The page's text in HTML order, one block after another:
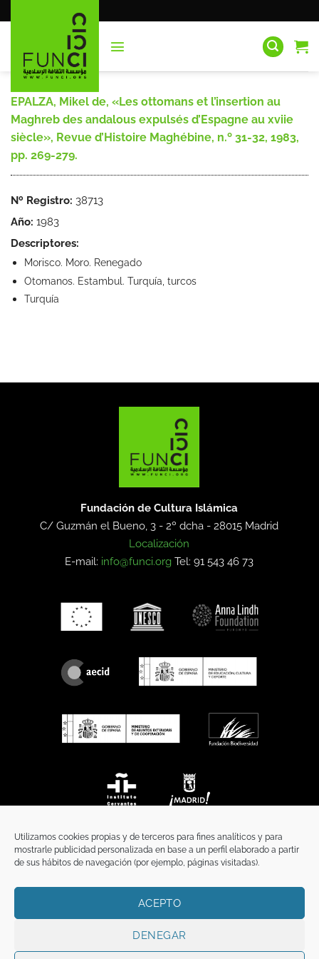
Utilizamos cookies propias y de terceros para fines analíticos y para
mostrarle publicidad personalizada en base a un perfil elaborado a partir
de sus hábitos de navegación (por ejemplo, páginas visitadas).
ACEPTO
DENEGAR
al
EPALZA, Mikel de, «Les ottomans et l’insertion au
Maghreb des andalous expulsés d’Espagne au xviie
siècle», Revue d’Histoire Maghébine, n.º 31-32, 1983,
pp. 269-279.
Nº Registro: 38713
Año: 1983
Descriptores:
Morisco. Moro. Renegado
Otomanos. Estambul. Turquía, turcos
Turquía
Fundación de Cultura Islámica
C/ Guzmán el Bueno, 3 - 2º dcha -28015 Madrid
Localización
E-mail: info@funci.org Tel: 91 543 46 73
TÉRMINOS Y CONDICIONES
Copyright 2026 ©FunciFUNCI es titular de los derechos de propiedad